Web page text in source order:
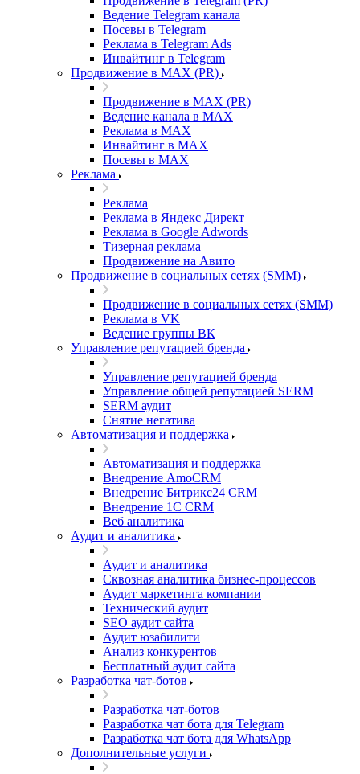
Ведение Telegram канала
Посевы в Telegram
Реклама в Telegram Ads
Инвайтинг в Telegram
Продвижение в MAX (PR)
Продвижение в MAX (PR)
Ведение канала в MAX
Реклама в MAX
Инвайтинг в MAX
Посевы в MAX
Реклама
Реклама
Реклама в Яндекс Директ
Реклама в Google Adwords
Тизерная реклама
Продвижение на Авито
Продвижение в социальных сетях (SMM)
Продвижение в социальных сетях (SMM)
Реклама в VK
Ведение группы ВК
Управление репутацией бренда
Управление репутацией бренда
Управление общей репутацией SERM
SERM аудит
Снятие негатива
Автоматизация и поддержка
Автоматизация и поддержка
Внедрение AmoCRM
Внедрение Битрикс24 CRM
Внедрение 1C CRM
Веб аналитика
Аудит и аналитика
Аудит и аналитика
Сквозная аналитика бизнес-процессов
Аудит маркетинга компании
Технический аудит
SEO аудит сайта
Аудит юзабилити
Анализ конкурентов
Бесплатный аудит сайта
Разработка чат-ботов
Разработка чат-ботов
Разработка чат бота для Telegram
Разработка чат бота для WhatsApp
Дополнительные услуги